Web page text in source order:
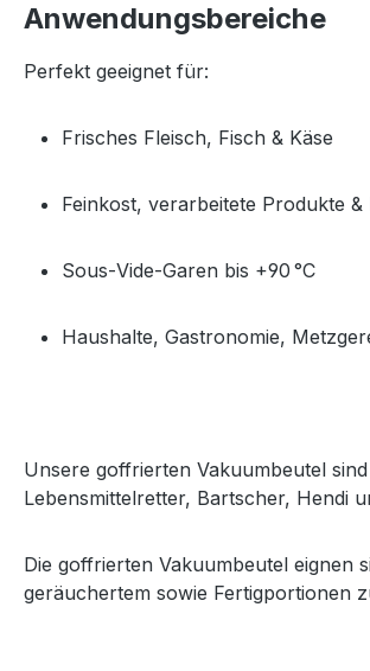
Anwendungsbereiche
Perfekt geeignet für:
Frisches Fleisch, Fisch & Käse
Feinkost, verarbeitete Produkte
Sous‑Vide‑Garen bis +90 °C
Haushalte, Gastronomie,
Unsere goffrierten Vakuumbeutel
Lebensmittelretter, Bartscher, Hendi
Die goffrierten Vakuumbeutel eignen
geräuchertem sowie Fertigportionen